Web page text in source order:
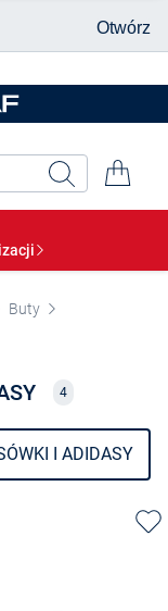
Buty
4
I ADIDASY
Otwórz